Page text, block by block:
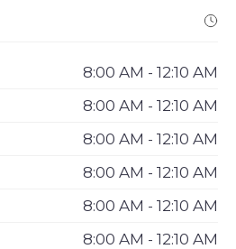
8:00 AM - 12:10 AM
8:00 AM - 12:10 AM
8:00 AM - 12:10 AM
8:00 AM - 12:10 AM
8:00 AM - 12:10 AM
8:00 AM - 12:10 AM